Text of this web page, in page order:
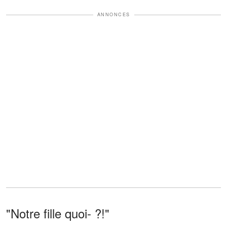
ANNONCES
"Notre fille quoi- ?!"